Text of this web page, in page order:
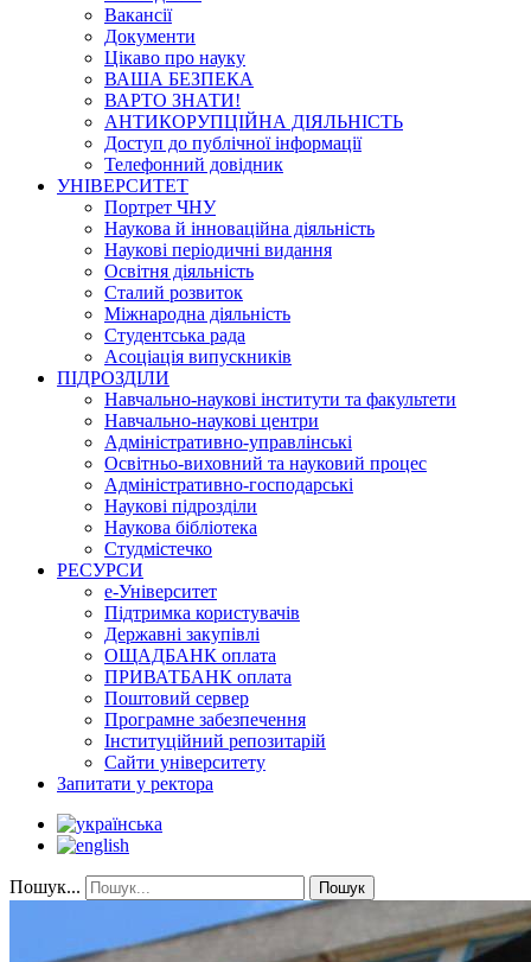
Вакансії
Документи
Цікаво про науку
ВАША БЕЗПЕКА
ВАРТО ЗНАТИ!
АНТИКОРУПЦІЙНА ДІЯЛЬНІСТЬ
Доступ до публічної інформації
Телефонний довідник
УНІВЕРСИТЕТ
Портрет ЧНУ
Наукова й інноваційна діяльність
Наукові періодичні видання
Освітня діяльність
Сталий розвиток
Міжнародна діяльність
Студентська рада
Асоціація випускників
ПІДРОЗДІЛИ
Навчально-наукові інститути та факультети
Навчально-наукові центри
Адміністративно-управлінські
Освітньо-виховний та науковий процес
Адміністративно-господарські
Наукові підрозділи
Наукова бібліотека
Студмістечко
РЕСУРСИ
е-Університет
Підтримка користувачів
Державні закупівлі
ОЩАДБАНК оплата
ПРИВАТБАНК оплата
Поштовий сервер
Програмне забезпечення
Інституційний репозитарій
Сайти університету
Запитати у ректора
Пошук... Пошук